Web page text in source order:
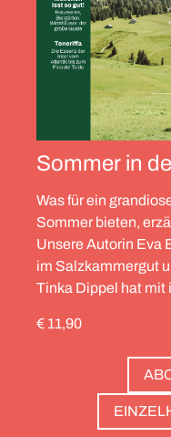
Sommer in
Was für ein
Sommer bieten,
Unsere Autorin Eva
im Salzkammergut
Tinka Dippel hat mit
Helfrich ist über
Salzburg bis nach
zwölf Hotels
haben: Sie sind die
stürmen. Und sie
€ 11,90